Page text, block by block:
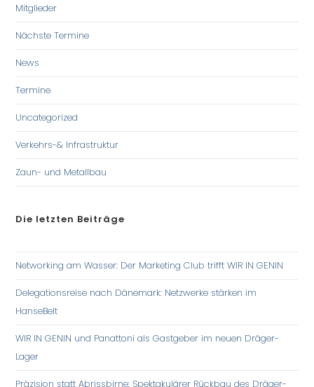
Mitglieder
Nächste Termine
News
Termine
Uncategorized
Verkehrs-& Infrastruktur
Zaun- und Metallbau
Die letzten Beiträge
Networking am Wasser: Der Marketing Club trifft WIR IN GENIN
Delegationsreise nach Dänemark: Netzwerke stärken im
HanseBelt
WIR IN GENIN und Panattoni als Gastgeber im neuen Dräger-
Lager
Präzision statt Abrissbirne: Spektakulärer Rückbau des Dräger-